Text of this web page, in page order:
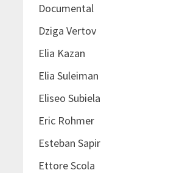
Documental
Dziga Vertov
Elia Kazan
Elia Suleiman
Eliseo Subiela
Eric Rohmer
Esteban Sapir
Ettore Scola